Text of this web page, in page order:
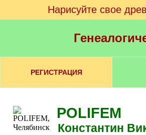
Нарисуйте свое
РЕГИСТРАЦИЯ
POLIFEM
Константин